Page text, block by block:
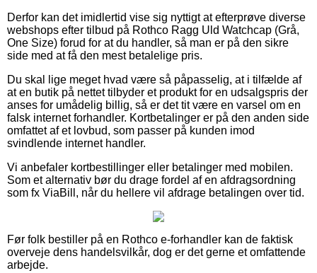
Derfor kan det imidlertid vise sig nyttigt at efterprøve diverse
webshops efter tilbud på Rothco Ragg Uld Watchcap (Grå,
One Size) forud for at du handler, så man er på den sikre
side med at få den mest betalelige pris.
Du skal lige meget hvad være så påpasselig, at i tilfælde af
at en butik på nettet tilbyder et produkt for en udsalgspris der
anses for umådelig billig, så er det tit være en varsel om en
falsk internet forhandler. Kortbetalinger er på den anden side
omfattet af et lovbud, som passer på kunden imod
svindlende internet handler.
Vi anbefaler kortbestillinger eller betalinger med mobilen.
Som et alternativ bør du drage fordel af en afdragsordning
som fx ViaBill, når du hellere vil afdrage betalingen over tid.
Før folk bestiller på en Rothco e-forhandler kan de faktisk
overveje dens handelsvilkår, dog er det gerne et omfattende
arbejde.